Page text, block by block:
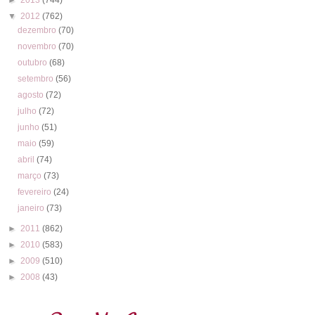
▼ 2012 (762)
dezembro(70)
novembro(70)
outubro(68)
setembro(56)
agosto(72)
julho(72)
junho(51)
maio(59)
abril(74)
março(73)
fevereiro(24)
janeiro(73)
► 2011 (862)
► 2010 (583)
► 2009 (510)
► 2008 (43)